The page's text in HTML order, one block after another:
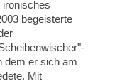
begeisterte
dem er sich am
Mit